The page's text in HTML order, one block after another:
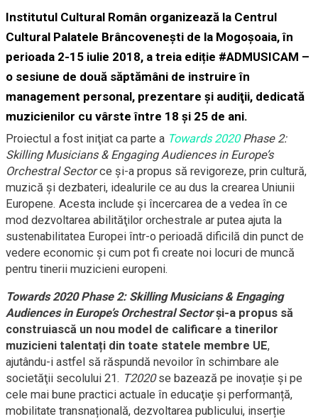
Institutul Cultural Român organizează la Centrul
Cultural Palatele Brâncoveneşti de la Mogoşoaia, în
perioada 2-15 iulie 2018, a treia ediție #ADMUSICAM –
o sesiune de două săptămâni de instruire în
management personal, prezentare şi audiţii, dedicată
muzicienilor cu vârste între 18 și 25 de ani.
Proiectul a fost iniţiat ca parte a Towards 2020Phase 2:
Skilling Musicians & Engaging Audiences in Europe’s
Orchestral Sectorce și-a propus să revigoreze, prin cultură,
muzică şi dezbateri, idealurile ce au dus la crearea Uniunii
Europene. Acesta include şi încercarea de a vedea în ce
mod dezvoltarea abilităţilor orchestrale ar putea ajuta la
sustenabilitatea Europei într-o perioadă dificilă din punct de
vedere economic şi cum pot fi create noi locuri de muncă
pentru tinerii muzicieni europeni.
Towards 2020 Phase 2: Skilling Musicians & Engaging
Audiences in Europe’s Orchestral Sectorşi-a propus să
construiască un nou model de calificare a tinerilor
muzicieni talentați din toate statele membre UE,
ajutându-i astfel să răspundă nevoilor în schimbare ale
societăţii secolului 21. T2020se bazează pe inovație și pe
cele mai bune practici actuale în educaţie şi performanță,
mobilitate transnațională, dezvoltarea publicului, inserție